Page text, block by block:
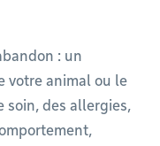
: un
votre animal ou le
soin, des allergies,